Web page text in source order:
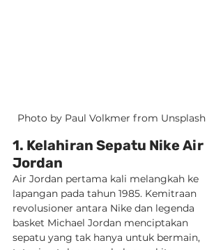
Photo by Paul Volkmer from Unsplash
1. Kelahiran Sepatu Nike Air
Jordan
Air Jordan pertama kali melangkah ke
lapangan pada tahun 1985. Kemitraan
revolusioner antara Nike dan legenda
basket Michael Jordan menciptakan
sepatu yang tak hanya untuk bermain,